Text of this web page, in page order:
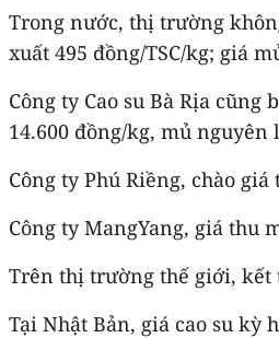
Trong nước, thị trường
xuất 495 đồng/TSC/kg; giá
Công ty Cao su Bà Rịa cũng
14.600 đồng/kg, mủ nguyên
Công ty Phú Riềng, chào
Công ty MangYang, giá thu
Trên thị trường thế giới, kết
Tại Nhật Bản, giá cao su kỳ